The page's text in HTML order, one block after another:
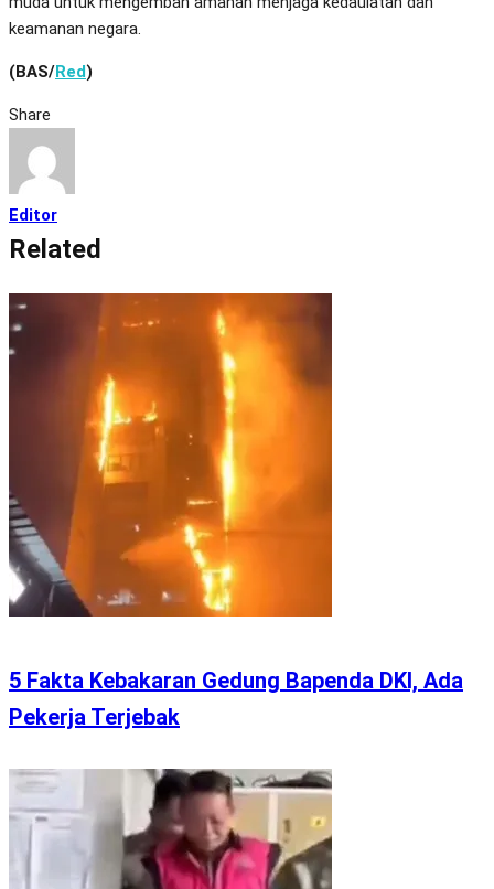
keamanan negara.
(BAS/Red)
Share
Editor
Related
5 Fakta Kebakaran Gedung Bapenda DKI, Ada
Pekerja Terjebak